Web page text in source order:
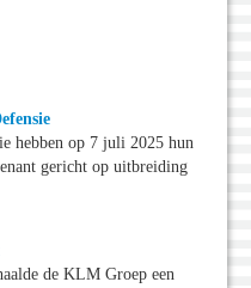
hebben op 7 juli 2025 hun
gericht op uitbreiding
de KLM Groep een